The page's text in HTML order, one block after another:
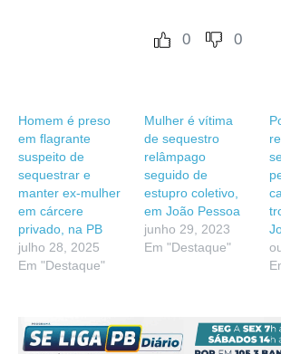
0 0
Homem é preso
em flagrante
suspeito de
sequestrar e
manter ex-mulher
em cárcere
privado, na PB
julho 28, 2025
Em "Destaque"
Mulher é vítima
de sequestro
relâmpago
seguido de
estupro coletivo,
em João Pessoa
junho 29, 2023
Em "Destaque"